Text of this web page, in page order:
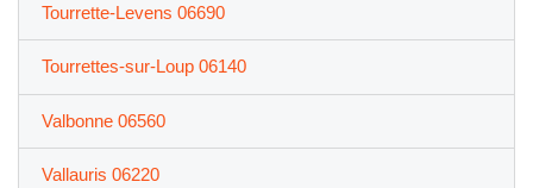
Tourrette-Levens 06690
Tourrettes-sur-Loup 06140
Valbonne 06560
Vallauris 06220